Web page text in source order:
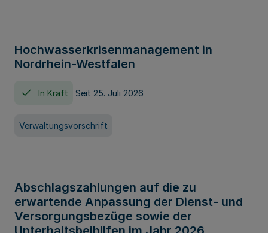
Hochwasserkrisenmanagement in
Nordrhein-Westfalen
In Kraft Seit 25. Juli 2026
Verwaltungsvorschrift
Abschlagszahlungen auf die zu
erwartende Anpassung der Dienst- und
Versorgungsbezüge sowie der